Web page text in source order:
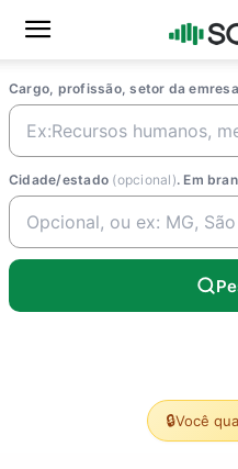
Cargo, profissão, setor da
Cidade/estado (opcional). Em
🔒Você